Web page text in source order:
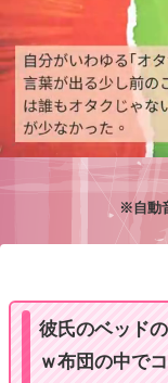
※自動
彼氏のベッド
ｗ布団の中で